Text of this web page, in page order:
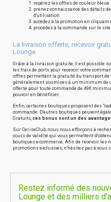
repérez les offres de couleur
prenez connaissance des détails
d'utilisation
accédez à la promotion en
procédez à la commande sur le
La livraison offerte, recevoir
Lounge
Grâce à la livraison gratuite, il est possible
les frais de ports pour recevoir votre
offres permettant la gratuité du transport de
généralement soumises à un minimum de
offerte pour toute commande de 49€
pouvoir en bénéficier.
Enfin, certaines boutiques proposent des
commande. D'autres boutiques peuvent
Gratuits, ces bonus sont un des
Sur CeriseClub, nous nous efforçons à
cours de validité qui vous permettent
boutiques e-commerce. Afin de recevoir les
promotions exclusives, n'hésitez pas à vous
Restez informé des
Lounge et des milliers